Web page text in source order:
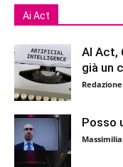
Ai Act
AI Act,
già un
Posso